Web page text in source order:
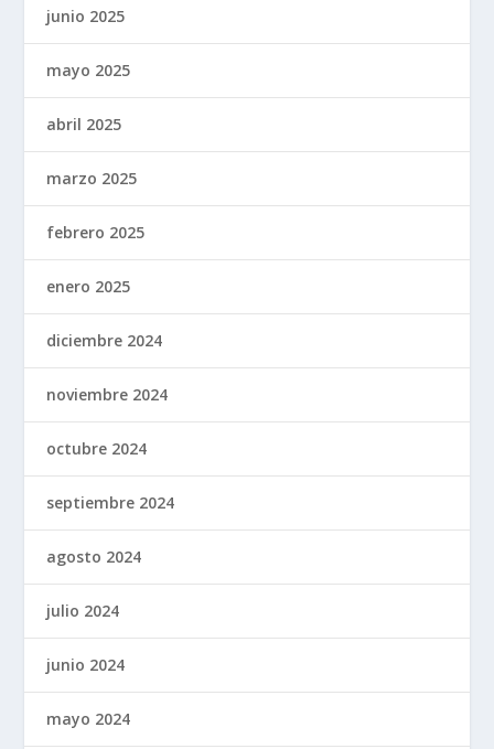
junio 2025
mayo 2025
abril 2025
marzo 2025
febrero 2025
enero 2025
diciembre 2024
noviembre 2024
octubre 2024
septiembre 2024
agosto 2024
julio 2024
junio 2024
mayo 2024